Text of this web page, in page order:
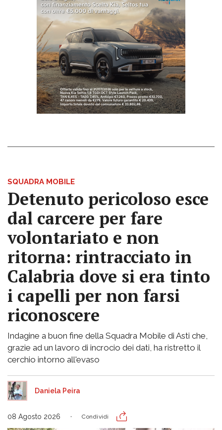
SQUADRA MOBILE
Detenuto pericoloso esce
dal carcere per fare
volontariato e non
ritorna: rintracciato in
Calabria dove si era tinto
i capelli per non farsi
riconoscere
Indagine a buon fine della Squadra Mobile di Asti che,
grazie ad un lavoro di incrocio dei dati, ha ristretto il
cerchio intorno all'evaso
Daniela Peira
08 Agosto 2026 Condividi